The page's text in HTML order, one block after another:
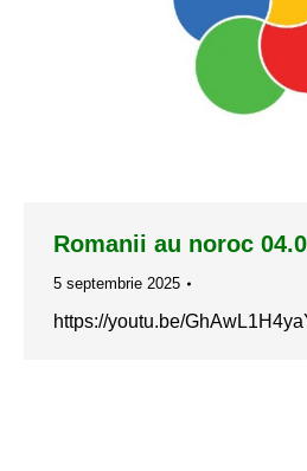
Romanii au noroc
5 septembrie 2025
https://youtu.be/